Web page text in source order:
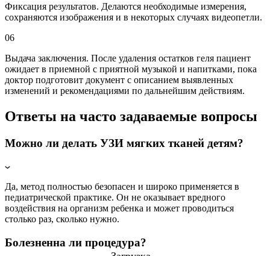
Фиксация результатов. Делаются необходимые измерения,
сохраняются изображения и в некоторых случаях видеопетли.
06
Выдача заключения. После удаления остатков геля пациент
ожидает в приемной с приятной музыкой и напитками, пока
доктор подготовит документ с описанием выявленных
изменений и рекомендациями по дальнейшим действиям.
Ответы на часто задаваемые вопросы
Можно ли делать УЗИ мягких тканей детям?
Да, метод полностью безопасен и широко применяется в
педиатрической практике. Он не оказывает вредного
воздействия на организм ребенка и может проводиться
столько раз, сколько нужно.
Болезненна ли процедура?